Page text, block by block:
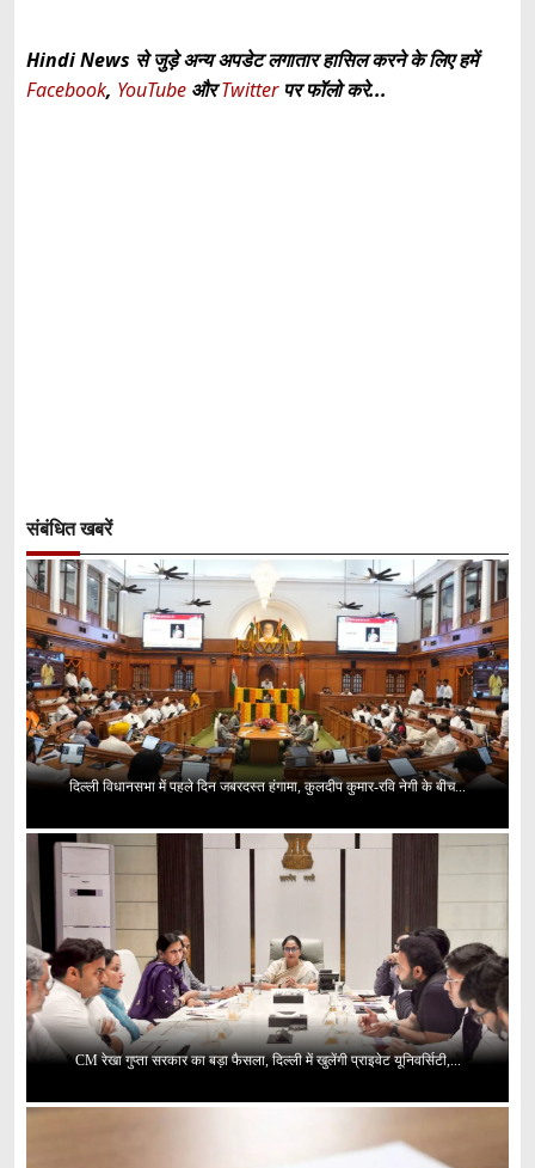
Hindi News से जुड़े अन्य अपडेट लगातार हासिल करने के लिए हमें
Facebook, YouTube औरTwitterपर फॉलो करे...
संबंधित खबरें
दिल्ली विधानसभा में पहले दिन जबरदस्त हंगामा, कुलदीप कुमार-रवि नेगी के बीच...
CM रेखा गुप्ता सरकार का बड़ा फैसला, दिल्ली में खुलेंगी प्राइवेट यूनिवर्सिटी,...